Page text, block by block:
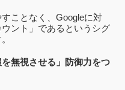
ことなく、Googleに対
ント」であるというシグ
無視させる」防御力をつ